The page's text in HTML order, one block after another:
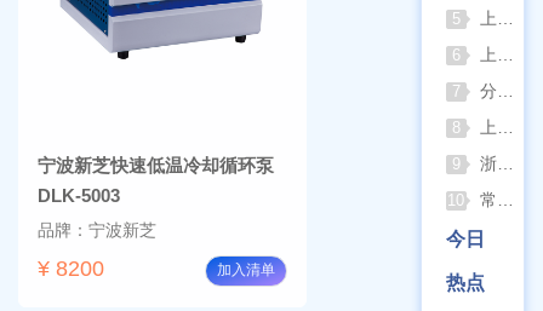
宁波新芝快速低温冷却循环泵
DLK-5003
品牌：宁波新芝
¥ 8200 加入清单
5 上海仪电吸光光度法和荧光分析法的异同
6 上海佑科GC-7860系列网络化气相色谱仪
7 分清生物安全柜与洁净工作台 苏州安泰科普两类设备差异
8 上海申安灭菌器外排、内排与干燥功能全解析
9 浙江孚夏：打造合规可靠的实验室洁净装备
10 常熟雪科实验室制冰机日常保养要点
今日
热点